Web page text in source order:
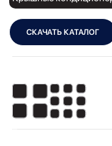
СКАЧАТЬ КАТАЛОГ
Показать: